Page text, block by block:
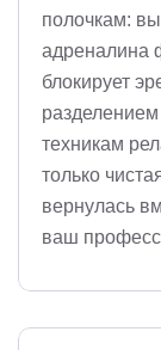
полочкам:
адреналина
блокирует
техникам
только
вернулась
ваш